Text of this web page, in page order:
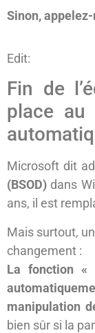
Sinon, appelez-
Edit:
Fin de
place
Microsoft dit
(BSOD) dans
ans, il est
Mais surtout,
changement :
La fonction «
manipulation
bien sûr si la